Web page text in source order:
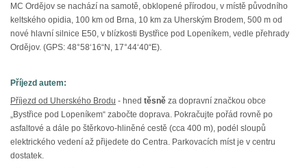
MC Ordějov se nachází na samotě, obklopené přírodou, v místě původního
keltského opidia, 100 km od Brna, 10 km za Uherským Brodem, 500 m od
nové hlavní silnice E50, v blízkosti Bystřice pod Lopeníkem, vedle přehrady
Ordějov. (GPS: 48°58‘16“N, 17°44‘40“E).
Příjezd autem:
Příjezd od Uherského Brodu - hned těsně za dopravní značkou obce
„Bystřice pod Lopeníkem“ zabočte doprava. Pokračujte pořád rovně po
asfaltové a dále po štěrkovo-hliněné cestě (cca 400 m), podél sloupů
elektrického vedení až přijedete do Centra. Parkovacích míst je v centru
dostatek.